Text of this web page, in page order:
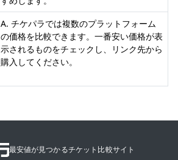
A. チケパラでは複数のプラットフォーム
の価格を比較できます。一番安い価格が表
示されるものをチェックし、リンク先から
購入してください。
最安値が見つかるチケット比較サイト